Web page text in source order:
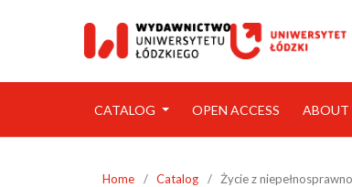
CATALOG OPEN ACCESS ABOUT
Home / Catalog / Życie z